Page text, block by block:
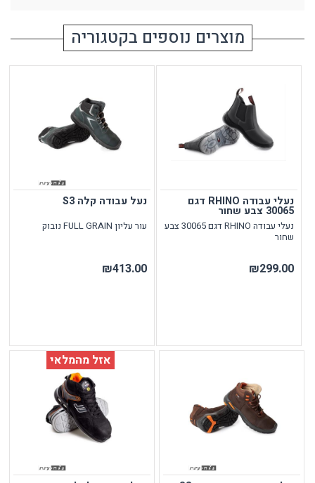
מוצרים נוספים בקטגוריה
נעלי עבודה RHINO דגם
30065 צבע שחור
נעלי עבודה RHINO דגם 30065 צבע
שחור
₪299.00
נעל עבודה קלה S3
עור עליון FULL GRAIN נובוק
₪413.00
אזל מהמלאי